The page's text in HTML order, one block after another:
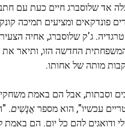
אד שלוסברג חיים כעת עם
פונדקאים ומציעים תמיכה
ג'ק שלוסברג, אחיה
החדשה הזו, ותיאר את
מותה של אחותו.
וסבתות, אבל הם באמת
עכשיו", הוא מספראֲנָשִׁים.
ודואגים להם כל יום. הם באמת